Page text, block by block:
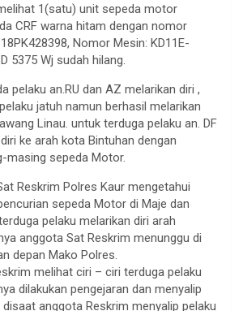
1(satu) unit sepeda motor
CRF warna hitam dengan nomor
Nomor Mesin: KD11E-
5375 Wj sudah hilang.
pelaku an.RU dan AZ melarikan diri ,
jatuh namun berhasil melarikan
Linau. untuk terduga pelaku an. DF
ke arah kota Bintuhan dengan
masing sepeda Motor.
Reskrim Polres Kaur mengetahui
sepeda Motor di Maje dan
pelaku melarikan diri arah
anggota Sat Reskrim menunggu di
depan Mako Polres.
melihat ciri – ciri terduga pelaku
dilakukan pengejaran dan menyalip
disaat anggota Reskrim menyalip pelaku